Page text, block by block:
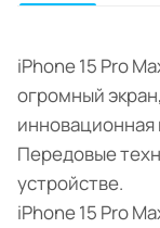
iPhone 15 Pro
огромный
инновационная
Передовые
устройстве.
iPhone 15 Pro